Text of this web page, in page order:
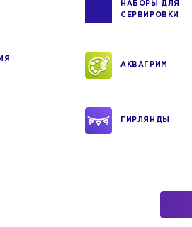
НАБОРЫ ДЛЯ
СЕРВИРОВКИ
АКВАГРИМ
ГИРЛЯНДЫ